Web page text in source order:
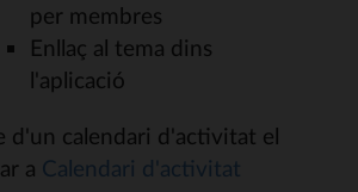
per membres
Enllaç al tema dins
l'aplicació
d'un calendari d'activitat el
a Calendari d'activitat